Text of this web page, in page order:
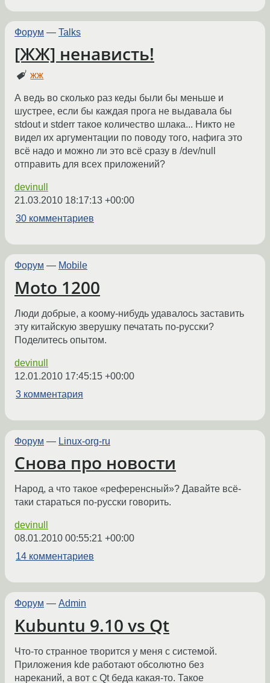
Форум — Talks
[ЖЖ] ненависть!
жж
А ведь во сколько раз кеды были бы меньше и
шустрее, если бы каждая прога не выдавала бы
stdout и stderr такое количество шлака... Никто не
видел их аргументации по поводу того, нафига это
всё надо и можно ли это всё сразу в /dev/null
отправить для всех приложений?
devinull
21.03.2010 18:17:13 +00:00
30 комментариев
Форум — Mobile
Moto 1200
Люди добрые, а коому-нибудь удавалось заставить
эту китайскую зверушку печатать по-русски?
Поделитесь опытом.
devinull
12.01.2010 17:45:15 +00:00
3 комментария
Форум — Linux-org-ru
Снова про новости
Народ, а что такое «референсный»? Давайте всё-
таки стараться по-русски говорить.
devinull
08.01.2010 00:55:21 +00:00
14 комментариев
Форум — Admin
Kubuntu 9.10 vs Qt
Что-то странное творится у меня с системой.
Приложения kde работают обсолютно без
нареканий, а вот c Qt беда какая-то. Такое